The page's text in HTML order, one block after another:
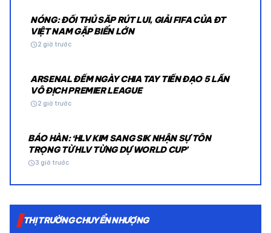
NÓNG: ĐỐI THỦ SẮP RÚT LUI, GIẢI FIFA CỦA ĐT
VIỆT NAM GẶP BIẾN LỚN
schedule2 giờ trước
ARSENAL ĐẾM NGÀY CHIA TAY TIỀN ĐẠO 5 LẦN
VÔ ĐỊCH PREMIER LEAGUE
schedule2 giờ trước
BÁO HÀN: ‘HLV KIM SANG SIK NHẬN SỰ TÔN
TRỌNG TỪ HLV TỪNG DỰ WORLD CUP’
schedule3 giờ trước
THỊ TRƯỜNG CHUYỂN NHƯỢNG